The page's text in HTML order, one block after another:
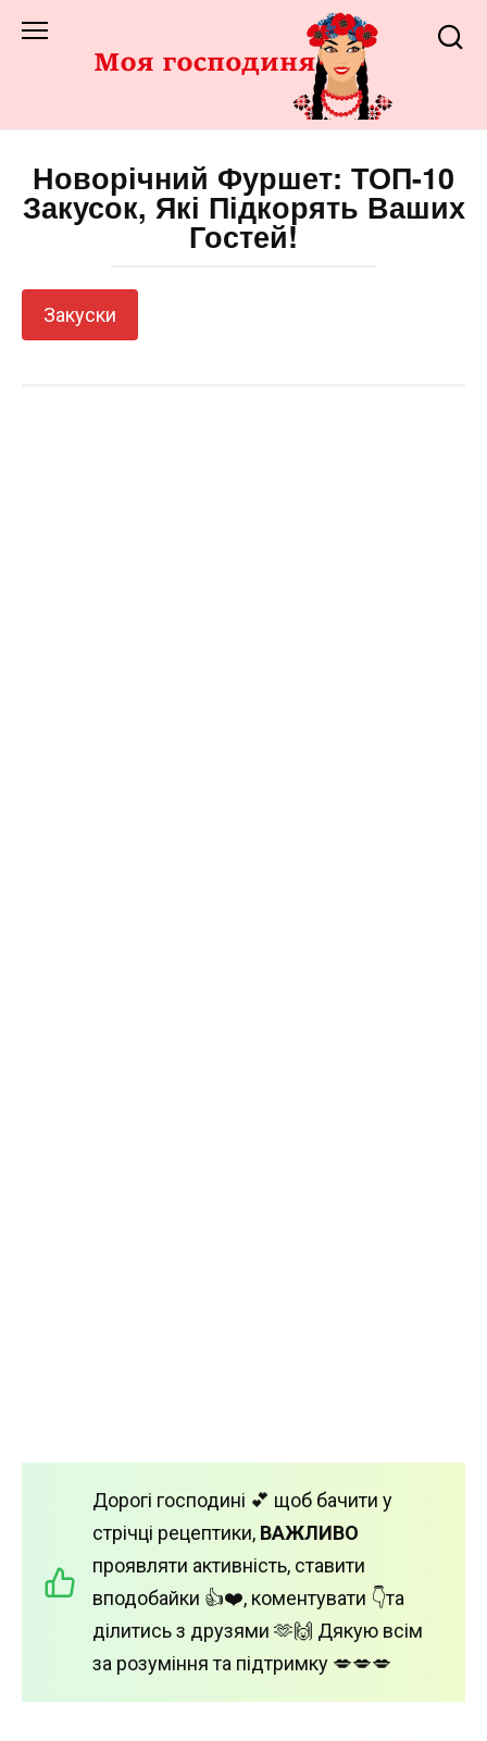
до
Новорічний Фуршет: ТОП-10
Закусок, Які Підкорять Ваших
Гостей!
Закуски
Дорогі господині 💕 щоб бачити у
стрічці рецептики, ВАЖЛИВО
проявляти активність, ставити
вподобайки 👍❤️, коментувати 👇та
ділитись з друзями 🫶🙌 Дякую всім
за розуміння та підтримку 💋💋💋